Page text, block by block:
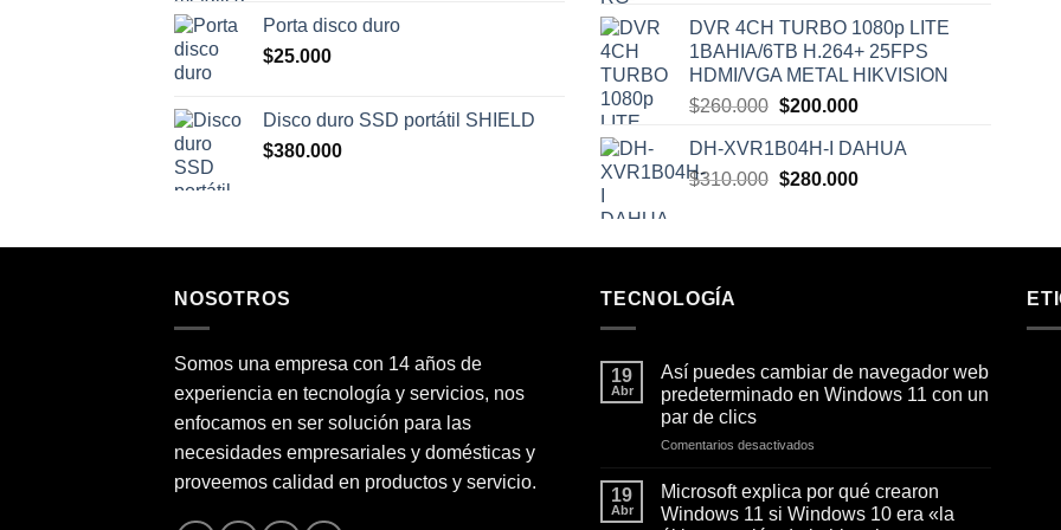
Porta disco duro
$25.000
Disco duro SSD portátil SHIELD
$380.000
original
era:
$310.000.
actual
es:
$300.000.
DVR 4CH TURBO 1080p LITE
1BAHIA/6TB H.264+ 25FPS
HDMI/VGA METAL HIKVISION
$260.000 El
original
era:
$200.000El
actual
es:
DH-XVR1B04H-I DAHUA
$310.000 El
era:
$280.000El
es:
NOSOTROS
Somos una empresa con 14 años de
experiencia en tecnología y servicios, nos
enfocamos en ser solución para las
necesidades empresariales y domésticas y
proveemos calidad en productos y servicio.
TECNOLOGÍA
19
Abr
Así puedes cambiar de navegador web
predeterminado en Windows 11 con un
par de clics
Comentarios desactivados
cambiar
de
19
Abr
Microsoft explica por qué crearon
Windows 11 si Windows 10 era «la